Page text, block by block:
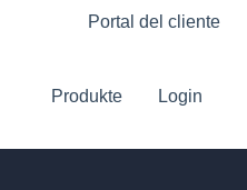
submenú de
Portal del cliente
Produkte Login